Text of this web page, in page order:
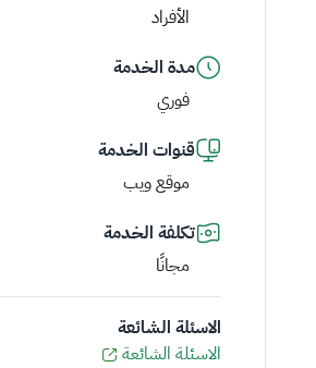
الأفراد
مدة الخدمة
فوري
قنوات الخدمة
موقع ويب
تكلفة الخدمة
مجانًا
الاسئلة الشائعة
الاسئلة الشائعة